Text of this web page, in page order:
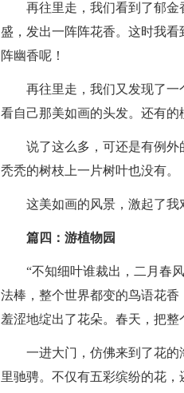
再往里走，我们看到了郁
盛，发出一阵阵花香。这时我
阵幽香呢！
再往里走，我们又发现了
看自己那美如画的头发。还有的
说了这么多，可还是有例
秃秃的树枝上一片树叶也没有。
这美如画的风景，激起了我
篇四：游植物园
“不知细叶谁裁出，二月春
法棒，整个世界都变的鸟语花
羞涩地绽出了花朵。春天，把整
一进大门，仿佛来到了花
里驰骋。不仅有五彩缤纷的花